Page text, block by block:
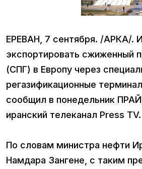
ЕРЕВАН, 7 сентября. /АРКА/.
экспортировать сжиженный
(СПГ) в Европу через
регазификационные
сообщил в понедельник
иранский телеканал Press TV.
По словам министра нефти
Намдара Зангене, с таким